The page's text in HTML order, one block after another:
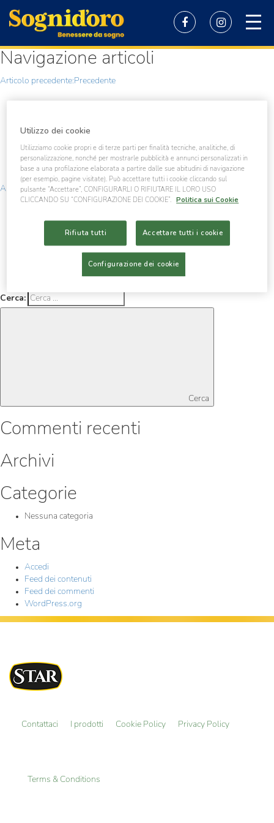
ingredienti 605
Navigazione articoli
Articolo precedente: Precedente
ingredienti 599
Articolo successivoSuccessivo ingredienti 606
Cerca:
Cerca
Commenti recenti
Archivi
Categorie
Nessuna categoria
Meta
Accedi
Feed dei contenuti
Feed dei commenti
WordPress.org
Contattaci I prodotti Cookie Policy Privacy Policy
Terms & Conditions
Utilizzo dei cookie
Utilizziamo cookie propri e di terze parti per finalità tecniche, analitiche, di
personalizzazione, nonché per mostrarle pubblicità e annunci personalizzati in
base a una profilazione elaborata a partire dalle sue abitudini di navigazione
(per esempio, pagine visitate). Può accettare tutti i cookie cliccando sul
pulsante “Accettare”, CONFIGURARLI O RIFIUTARE IL LORO USO
CLICCANDO SU “CONFIGURAZIONE DEI COOKIE”.
Politica sui Cookie
Rifiuta tutti Accettare tutti i cookie
Configurazione dei cookie